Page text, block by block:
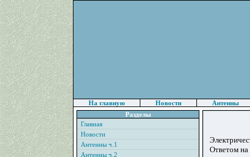
На главную Новости Антенны
Разделы
Главная
Новости
Антенны ч.1
Антенны ч.2
Ответом на